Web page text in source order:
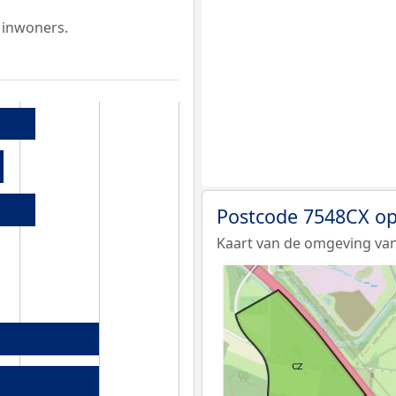
Postcode 7548CX
Kaart van de omgeving